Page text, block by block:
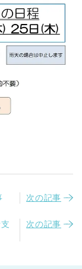
次の記事
次の記事